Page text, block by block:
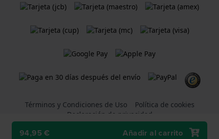
94,95 € Añadir al carrito
Términos y Condiciones de Uso
Política de cookies
Declaración de privacidad
Una tienda web Holland Watch Group B.V.